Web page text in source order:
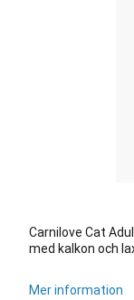
Carnilove Cat
med kalkon och
Mer information